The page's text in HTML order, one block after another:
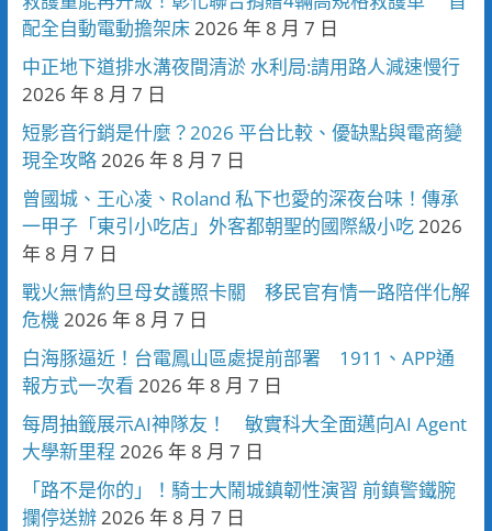
配全自動電動擔架床2026 年 8 月 7 日
中正地下道排水溝夜間清淤 水利局:請用路人減速慢行
2026 年 8 月 7 日
短影音行銷是什麼？2026 平台比較、優缺點與電商變
現全攻略2026 年 8 月 7 日
曾國城、王心凌、Roland 私下也愛的深夜台味！傳承
一甲子「東引小吃店」外客都朝聖的國際級小吃2026
年 8 月 7 日
戰火無情約旦母女護照卡關 移民官有情一路陪伴化解
危機2026 年 8 月 7 日
白海豚逼近！台電鳳山區處提前部署 1911、APP通
報方式一次看 2026 年 8 月 7 日
每周抽籤展示AI神隊友！ 敏實科大全面邁向AI Agent
大學新里程 2026 年 8 月 7 日
「路不是你的」！騎士大鬧城鎮韌性演習 前鎮警鐵腕
攔停送辦2026 年 8 月 7 日